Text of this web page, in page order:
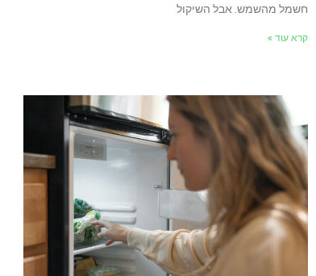
חשמל מהשמש. אבל השיקול
קרא עוד »